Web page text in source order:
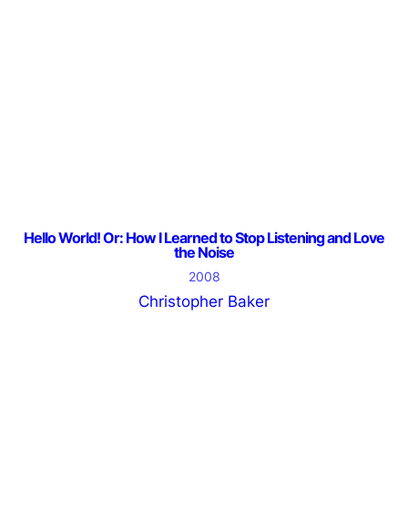
Hello World! Or: How I Learned to Stop Listening and Love
the Noise
2008
Christopher Baker